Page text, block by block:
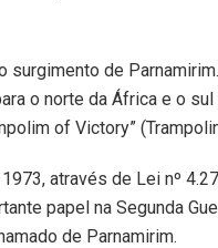
surgimento de
o norte da África e o sul
of Victory”
através de Lei nº
papel na Segunda
de Parnamirim.